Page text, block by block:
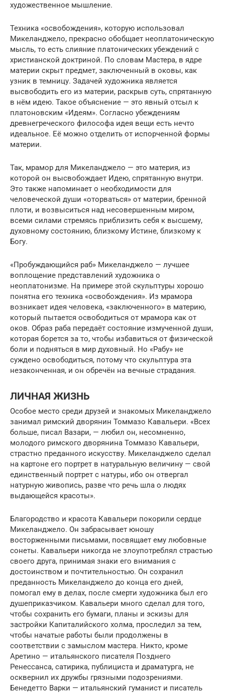
художественное мышление.
Техника «освобождения», которую использовал
Микеланджело, прекрасно обобщает неоплатоническую
мысль, то есть слияние платонических убеждений с
христианской доктриной. По словам Мастера, в ядре
материи скрыт предмет, заключенный в оковы, как
узник в темницу. Задачей художника является
высвободить его из материи, раскрыв суть, спрятанную
в нём идею. Такое объяснение — это явный отсыл к
платоновским «Идеям». Согласно убеждениям
древнегреческого философа идея вещи есть нечто
идеальное. Её можно отделить от испорченной формы
материи.
Так, мрамор для Микеланджело — это материя, из
которой он высвобождает Идею, спрятанную внутри.
Это также напоминает о необходимости для
человеческой души «оторваться» от материи, бренной
плоти, и возвыситься над несовершенным миром,
всеми силами стремясь приблизить себя к высшему,
духовному состоянию, близкому Истине, близкому к
Богу.
«Пробуждающийся раб» Микеланджело — лучшее
воплощение представлений художника о
неоплатонизме. На примере этой скульптуры хорошо
понятна его техника «освобождения». Из мрамора
возникает идея человека, «заключенного» в материю,
который пытается освободиться от мрамора как от
оков. Образ раба передаёт состояние измученной души,
которая борется за то, чтобы избавиться от физической
боли и подняться в мир духовный. Но «Рабу» не
суждено освободиться, потому что скульптура эта
незаконченная, и он обречён на вечные страдания.
ЛИЧНАЯ ЖИЗНЬ
Особое место среди друзей и знакомых Микеланджело
занимал римский дворянин Томмазо Кавальери. «Всех
больше, писал Вазари, — любил он, несомненно,
молодого римского дворянина Томмазо Кавальери,
страстно преданного искусству. Микеланджело сделал
на картоне его портрет в натуральную величину — свой
единственный портрет с натуры, ибо он отвергал
натурную живопись, разве что речь шла о людях
выдающейся красоты».
Благородство и красота Кавальери покорили сердце
Микеланджело. Он забрасывает юношу
восторженными письмами, посвящает ему любовные
сонеты. Кавальери никогда не злоупотреблял страстью
своего друга, принимая знаки его внимания с
достоинством и почтительностью. Он сохранил
преданность Микеланджело до конца его дней,
помогал ему в делах, после смерти художника был его
душеприказчиком. Кавальери много сделал для того,
чтобы сохранить его бумаги, планы и эскизы для
застройки Капиталийского холма, проследил за тем,
чтобы начатые работы были продолжены в
соответствии с замыслом мастера. Никто, кроме
Аретино — итальянского писателя Позднего
Ренессанса, сатирика, публициста и драматурга, не
осквернил их дружбы грязными подозрениями.
Бенедетто Варки — итальянский гуманист и писатель